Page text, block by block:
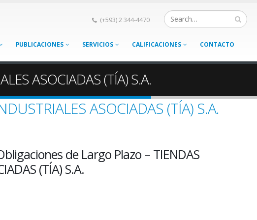
(+593) 2 344-4470
PUBLICACIONES SERVICIOS CALIFICACIONES CONTACTO
ASOCIADAS (TÍA) S.A.
ASOCIADAS (TÍA) S.A.
de Largo Plazo – TIENDAS
(TÍA) S.A.